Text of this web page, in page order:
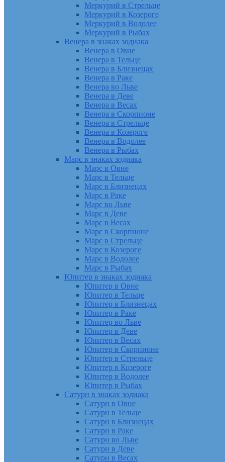
Меркурий в Стрельце
Меркурий в Козероге
Меркурий в Водолее
Меркурий в Рыбах
Венера в знаках зодиака
Венера в Овне
Венера в Тельце
Венера в Близнецах
Венера в Раке
Венера во Льве
Венера в Деве
Венера в Весах
Венера в Скорпионе
Венера в Стрельце
Венера в Козероге
Венера в Водолее
Венера в Рыбах
Марс в знаках зодиака
Марс в Овне
Марс в Тельце
Марс в Близнецах
Марс в Раке
Марс во Льве
Марс в Деве
Марс в Весах
Марс в Скорпионе
Марс в Стрельце
Марс в Козероге
Марс в Водолее
Марс в Рыбах
Юпитер в знаках зодиака
Юпитер в Овне
Юпитер в Тельце
Юпитер в Близнецах
Юпитер в Раке
Юпитер во Льве
Юпитер в Деве
Юпитер в Весах
Юпитер в Скорпионе
Юпитер в Стрельце
Юпитер в Козероге
Юпитер в Водолее
Юпитер в Рыбах
Сатурн в знаках зодиака
Сатурн в Овне
Сатурн в Тельце
Сатурн в Близнецах
Сатурн в Раке
Сатурн во Льве
Сатурн в Деве
Сатурн в Весах